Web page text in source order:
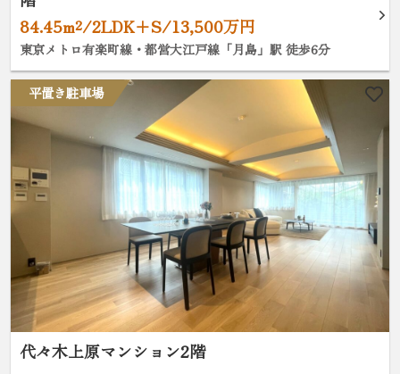
84.45m²/2LDK+S/13,500万円
東京メトロ有楽町線・都営大江戸線「月島」駅 徒歩6分
平置き駐車場
代々木上原マンション2階